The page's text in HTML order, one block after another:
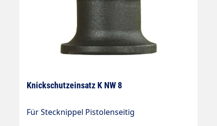
Knickschutzeinsatz K NW 8
Für Stecknippel Pistolenseitig